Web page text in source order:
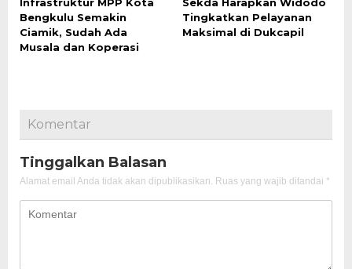
Bengkulu Semakin
Ciamik, Sudah Ada
Musala dan Koperasi
Tingkatkan Pelayanan
Maksimal di Dukcapil
Komentar
Tinggalkan Balasan
Alamat email Anda tidak akan dipublikasikan. Ruas yang wajib ditandai *